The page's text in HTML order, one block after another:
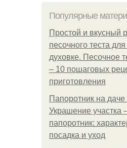
Популярные
Простой и вкусный
песочного теста
духовке. Песочное
– 10 пошаговых
приготовления
Папоротник на даче
Украшение участка
папоротник:
посадка и уход